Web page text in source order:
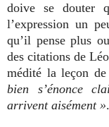
doive se douter
l’expression un
qu’il pense plus
des citations de
médité la leçon
bien s’énonce
arrivent aisément ».